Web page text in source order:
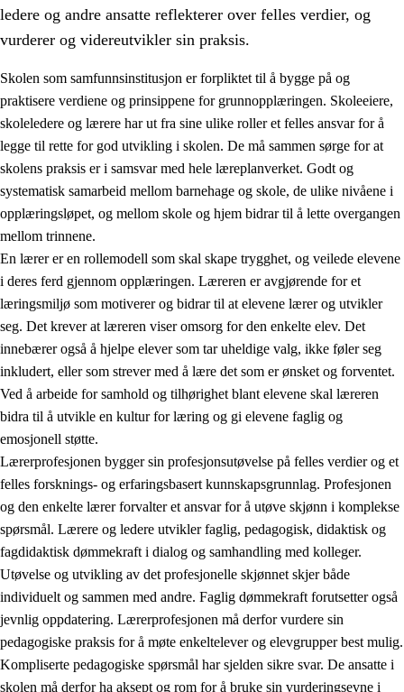
3. Prinsipper for skolens praksis
Et inkluderende læringsmiljø
3.2 Undervisning og tilpasset opplæring
3.3 Samarbeid mellom hjem og skole
3.4 Opplæring i lærebedrift og arbeidsliv
3.5 Profesjonsfellesskap og skoleutvikling
ledere og andre ansatte reflekterer over felles verdier, og
vurderer og videreutvikler sin praksis.
Skolen som samfunnsinstitusjon er forpliktet til å bygge på og
praktisere verdiene og prinsippene for grunnopplæringen. Skoleeiere,
skoleledere og lærere har ut fra sine ulike roller et felles ansvar for å
legge til rette for god utvikling i skolen. De må sammen sørge for at
skolens praksis er i samsvar med hele læreplanverket. Godt og
systematisk samarbeid mellom barnehage og skole, de ulike nivåene i
opplæringsløpet, og mellom skole og hjem bidrar til å lette overgangen
mellom trinnene.
En lærer er en rollemodell som skal skape trygghet, og veilede elevene
i deres ferd gjennom opplæringen. Læreren er avgjørende for et
læringsmiljø som motiverer og bidrar til at elevene lærer og utvikler
seg. Det krever at læreren viser omsorg for den enkelte elev. Det
innebærer også å hjelpe elever som tar uheldige valg, ikke føler seg
inkludert, eller som strever med å lære det som er ønsket og forventet.
Ved å arbeide for samhold og tilhørighet blant elevene skal læreren
bidra til å utvikle en kultur for læring og gi elevene faglig og
emosjonell støtte.
Lærerprofesjonen bygger sin profesjonsutøvelse på felles verdier og et
felles forsknings- og erfaringsbasert kunnskapsgrunnlag. Profesjonen
og den enkelte lærer forvalter et ansvar for å utøve skjønn i komplekse
spørsmål. Lærere og ledere utvikler faglig, pedagogisk, didaktisk og
fagdidaktisk dømmekraft i dialog og samhandling med kolleger.
Utøvelse og utvikling av det profesjonelle skjønnet skjer både
individuelt og sammen med andre. Faglig dømmekraft forutsetter også
jevnlig oppdatering. Lærerprofesjonen må derfor vurdere sin
pedagogiske praksis for å møte enkeltelever og elevgrupper best mulig.
Kompliserte pedagogiske spørsmål har sjelden sikre svar. De ansatte i
skolen må derfor ha aksept og rom for å bruke sin vurderingsevne i